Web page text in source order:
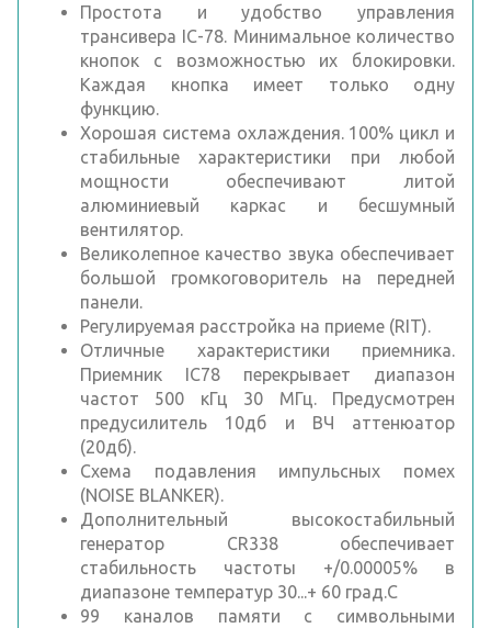
Простота и удобство управления
трансивера IC-78. Минимальное количество
кнопок с возможностью их блокировки.
Каждая кнопка имеет только одну
функцию.
Хорошая система охлаждения. 100% цикл и
стабильные характеристики при любой
мощности обеспечивают литой
алюминиевый каркас и бесшумный
вентилятор.
Великолепное качество звука обеспечивает
большой громкоговоритель на передней
панели.
Регулируемая расстройка на приеме (RIT).
Отличные характеристики приемника.
Приемник IC78 перекрывает диапазон
частот 500 кГц 30 МГц. Предусмотрен
предусилитель 10дб и ВЧ аттенюатор
(20дб).
Схема подавления импульсных помех
(NOISE BLANKER).
Дополнительный высокостабильный
генератор CR338 обеспечивает
стабильность частоты +/0.00005% в
диапазоне температур 30...+ 60 град.С
99 каналов памяти с символьными